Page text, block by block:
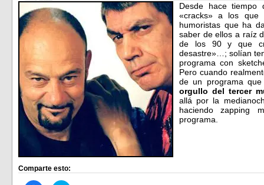
Desde hace
«cracks» a los que
humoristas que ha
saber de ellos a raíz
de los 90 y que
desastre»…; solían
programa con
Pero cuando
de un programa
orgullo del tercer
allá por la
haciendo zapping
programa.
Comparte esto: